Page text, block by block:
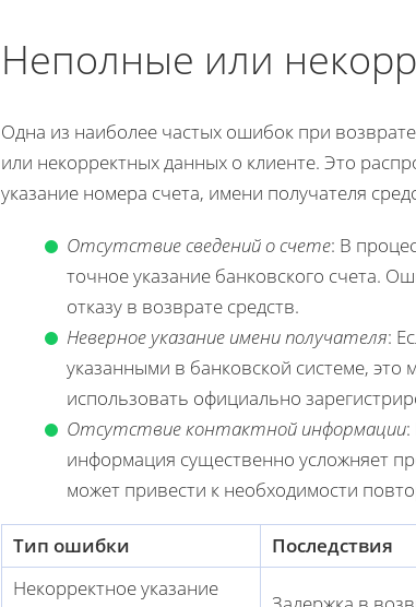
Неполные или
Одна из наиболее частых ошибок при
или некорректных данных о клиенте. Это
указание номера счета, имени получателя
Отсутствие сведений о счете: В
точное указание банковского счета.
отказу в возврате средств.
Неверное указание имени получателя:
указанными в банковской системе,
использовать официально
Отсутствие контактной информации
информация существенно усложняет
может привести к необходимости
Тип ошибки Последствия
Некорректное указание